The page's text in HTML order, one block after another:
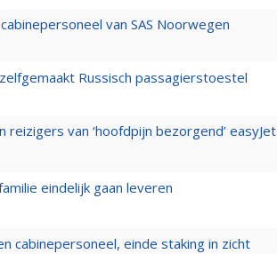
van SAS Noorwegen
Russisch passagierstoestel
van ‘hoofdpijn bezorgend’ easyJet
eindelijk gaan leveren
cabinepersoneel, einde staking in zicht